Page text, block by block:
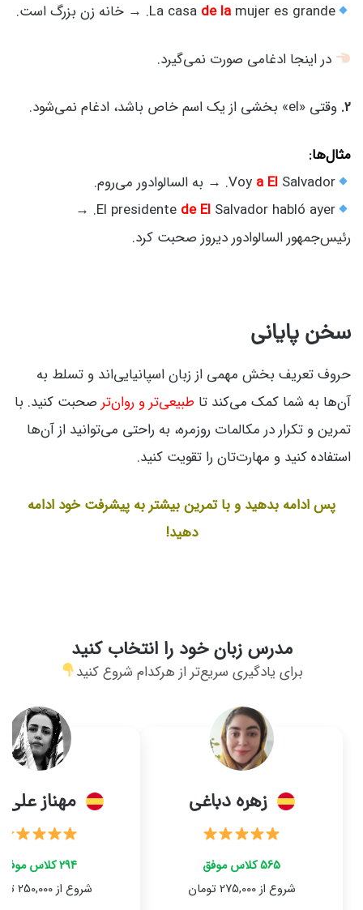
La casa de lamujer es grande. → خانه زن بزرگ است.
در اینجا ادغامی صورت نمی‌گیرد.
2. وقتی «el» بخشی از یک اسم خاص باشد، ادغام نمی‌شود.
مثال‌ها:
Voy a ElSalvador. → به السالوادور می‌روم.
El presidente de El
Salvador habló ayer. →
رئیس‌جمهور السالوادور دیروز صحبت کرد.
سخن پایانی
حروف تعریف بخش مهمی از زبان اسپانیایی‌اند و تسلط به
آن‌ها به شما کمک می‌کند تا طبیعی‌تر و روان‌تر صحبت کنید. با
تمرین و تکرار در مکالمات روزمره، به راحتی می‌توانید از آن‌ها
استفاده کنید و مهارت‌تان را تقویت کنید.
پس ادامه بدهید و با تمرین بیشتر به پیشرفت خود ادامه
دهید!
مدرس زبان خود را انتخاب کنید
برای یادگیری سریع‌تر از هرکدام شروع کنید
زهره دباغی
565 کلاس موفق
شروع از 275,000 تومان
مهناز علی
294 کلاس موفق
شروع از 250,000 تومان